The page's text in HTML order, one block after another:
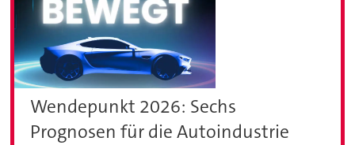
Wendepunkt 2026: Sechs
Prognosen für die Autoindustrie